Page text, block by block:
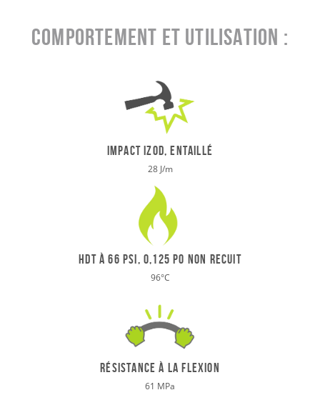
Comportement et utilisation :
IMPACT IZOD, ENTAILLÉ
28 J/m
HDT à 66 psi, 0,125 po NON RECUIT
96°C
résistance à la flexion
61 MPa